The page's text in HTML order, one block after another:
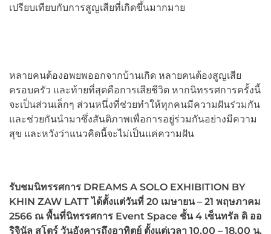
เปรียบเทียบกับการสูญเสียที่เกิดขึ้นมากมาย
หลายคนต้องอพยพออกจากบ้านเกิด หลายคนต้องสูญเสีย
ครอบครัว และท้ายที่สุดคือการเสียชีวิต หากนิทรรศการครั้งนี้
จะเป็นส่วนเล็กๆ ส่วนหนึ่งที่ช่วยทำให้ทุกคนมีความฝันร่วมกัน
และช่วยกันนำมาซึ่งสันติภาพเพื่อการอยู่ร่วมกันอย่างมีความ
สุข และหวังว่าแนวคิดนี้จะไม่เป็นแค่ความฝัน
รับชมนิทรรศการ DREAMS A SOLO EXHIBITION BY
KHIN ZAW LATT ได้ตั้งแต่วันที่ 20 เมษายน – 21 พฤษภาคม
2566 ณ พื้นที่นิทรรศการ Event Space ชั้น4 เซ็นทรัล ดิ ออ
ริจินัล สโตร์ วันอังคารถึงอาทิตย์ ตั้งเเต่เวลา 10.00 – 18.00 น.